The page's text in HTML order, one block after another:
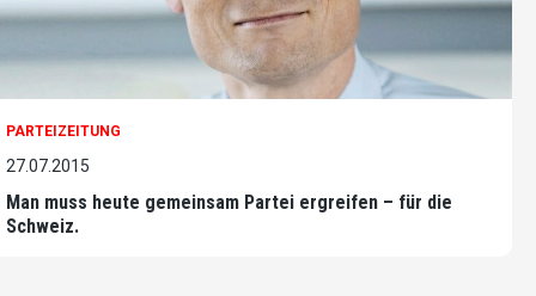
PARTEIZEITUNG
27.07.2015
Man muss heute gemeinsam Partei ergreifen – für die
Schweiz.